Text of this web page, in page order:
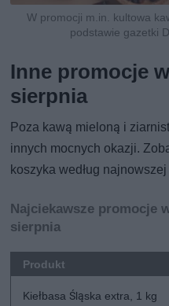
W promocji m.in. kultowa
podstawie gazetki
Inne promocje
sierpnia
Poza kawą mieloną i
innych mocnych okazji.
koszyka według
Najciekawsze promocje
sierpnia
Produkt
Kiełbasa Śląska extra, 1 kg